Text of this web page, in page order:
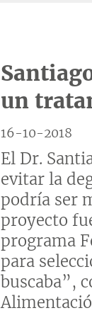
un
16-10-2018
El Dr.
evitar la
podría ser
proyecto
programa
para
buscaba”,